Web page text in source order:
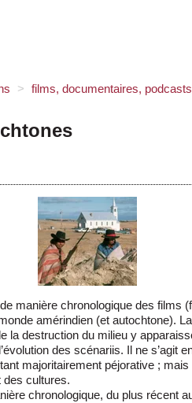
> films, documentaires,
manière chronologique des films
amérindien (et autochtone).
la destruction du milieu y
des scénariis. Il ne s’agit
majoritairement péjorative ;
des cultures.
chronologique, du plus récent